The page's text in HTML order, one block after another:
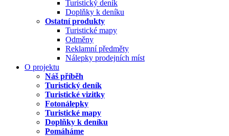
Turistický deník
Doplňky k deníku
Ostatní produkty
Turistické mapy
Odměny
Reklamní předměty
Nálepky prodejních míst
O projektu
Náš příběh
Turistický deník
Turistické vizitky
Fotonálepky
Turistické mapy
Doplňky k deníku
Pomáháme